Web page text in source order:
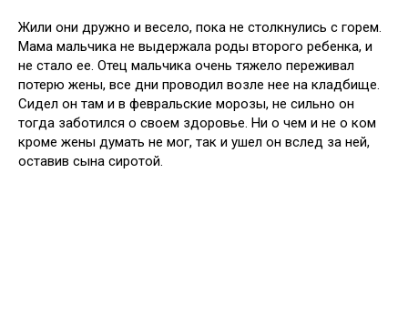
Жили они дружно и весело, пока не столкнулись с горем.
Мама мальчика не выдержала роды второго ребенка, и
не стало ее. Отец мальчика очень тяжело переживал
потерю жены, все дни проводил возле нее на кладбище.
Сидел он там и в февральские морозы, не сильно он
тогда заботился о своем здоровье. Ни о чем и не о ком
кроме жены думать не мог, так и ушел он вслед за ней,
оставив сына сиротой.